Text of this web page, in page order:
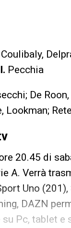
Pecchia
De
Lookman;
20.45 di
A. Verrà
Uno
DAZN
Pc, tablet